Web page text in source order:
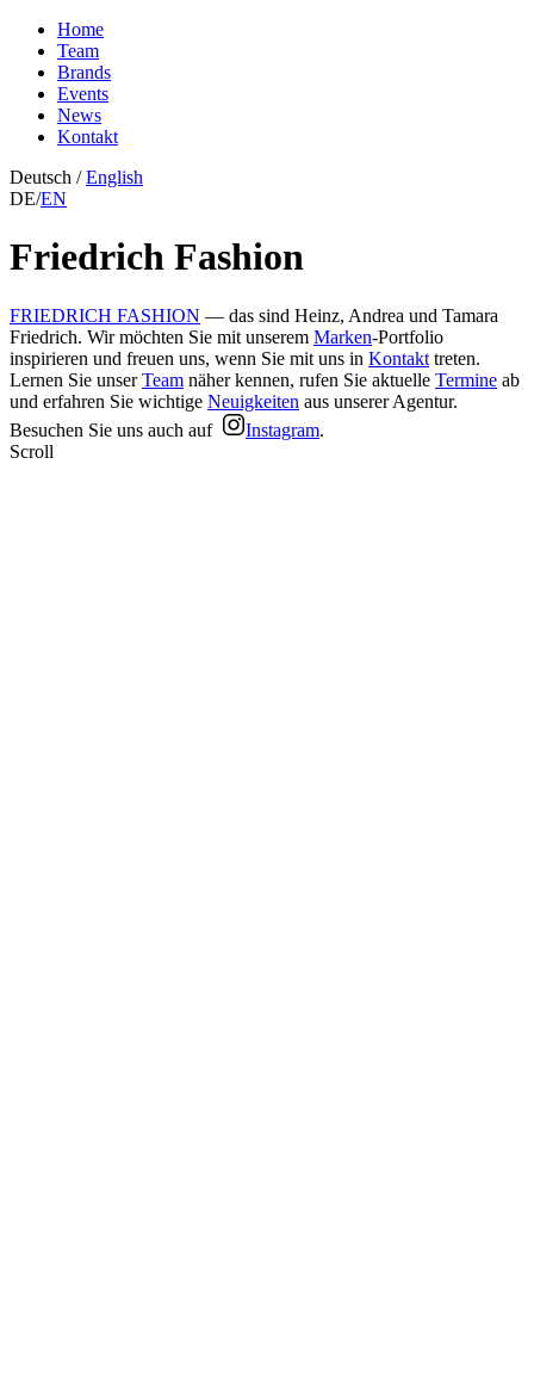
Home
Team
Brands
Events
News
Kontakt
Deutsch /English
DE/EN
Friedrich Fashion
FRIEDRICH FASHION — das sind Heinz, Andrea und Tamara
Friedrich. Wir möchten Sie mit unserem Marken-Portfolio
inspirieren und freuen uns, wenn Sie mit uns in Kontakt treten.
Lernen Sie unserTeam näher kennen, rufen Sie aktuelle Termine ab
und erfahren Sie wichtige Neuigkeiten aus unserer Agentur.
Besuchen Sie uns auch auf
Instagram.
Scroll